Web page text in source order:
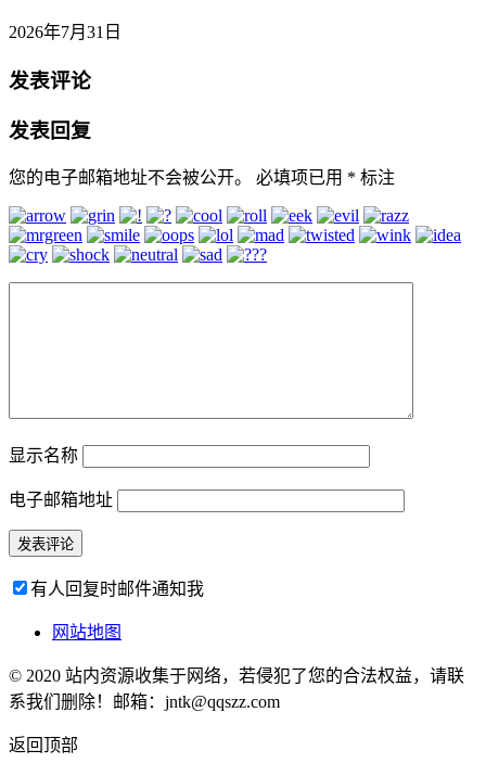
2026年7月31日
发表评论
发表回复
您的电子邮箱地址不会被公开。 必填项已用 * 标注
显示名称
电子邮箱地址
有人回复时邮件通知我
网站地图
© 2020 站内资源收集于网络，若侵犯了您的合法权益，请联
系我们删除！邮箱：jntk@qqszz.com
返回顶部